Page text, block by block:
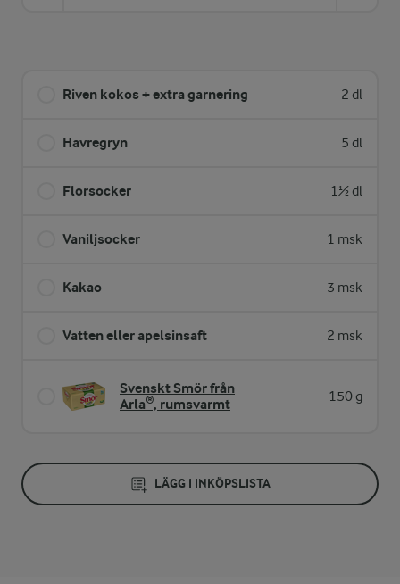
Riven kokos + extra garnering 2 dl
Havregryn 5 dl
Florsocker 1½ dl
Vaniljsocker 1 msk
Kakao 3 msk
Vatten eller apelsinsaft 2 msk
Svenskt Smör från
Arla®, rumsvarmt
150 g
LÄGG I INKÖPSLISTA